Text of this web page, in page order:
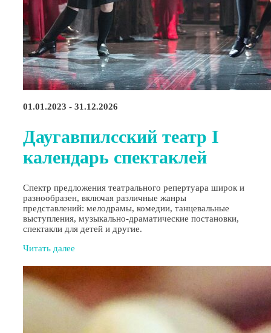
01.01.2023 - 31.12.2026
Даугавпилсский театр I
календарь спектаклей
Спектр предложения театрального репертуара широк и
разнообразен, включая различные жанры
представлений: мелодрамы, комедии, танцевальные
выступления, музыкально-драматические постановки,
спектакли для детей и другие.
Читать далее